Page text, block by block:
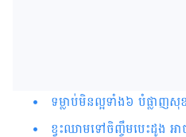
ទម្លាប់​មិន​ល្អ​ទាំង​៦​ បំផ្លាញ​
ខ្វះ​​ឈាម​​ទៅ​ចិញ្ចឹម​បេះដូង អ